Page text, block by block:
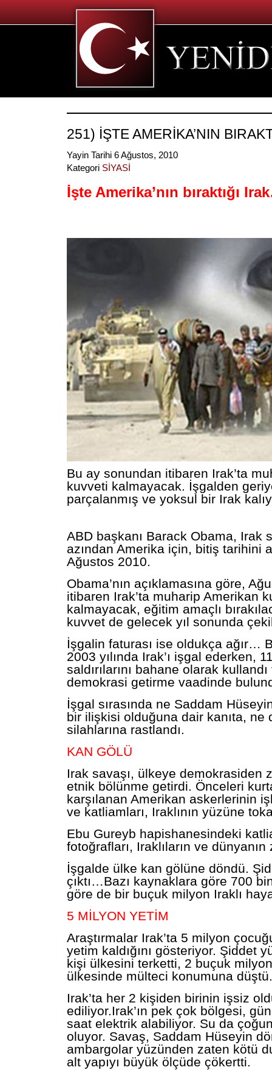
251) İŞTE AMERİKA’NIN
Yayin Tarihi 6 Ağustos, 2010
Kategori SİYASİ
İşte Amerika’nın bıraktığı
Bu ay sonundan itibaren Irak’ta
kuvveti kalmayacak. İşgalden
parçalanmış ve yoksul bir Irak
ABD başkanı Barack Obama, Irak
azından Amerika için, bitiş tarihini
Ağustos 2010.
Obama’nın açıklamasına göre,
itibaren Irak’ta muharip Amerikan
kalmayacak, eğitim amaçlı
kuvvet de gelecek yıl sonunda
İşgalin faturası ise oldukça ağır…
2003 yılında Irak’ı işgal ederken,
saldırılarını bahane olarak kullandı
demokrasi getirme vaadinde
İşgal sırasında ne Saddam
bir ilişkisi olduğuna dair kanıta, ne
silahlarına rastlandı.
KAN GÖLÜ
Irak savaşı, ülkeye demokrasiden
etnik bölünme getirdi. Önceleri
karşılanan Amerikan askerlerinin
ve katliamları, Iraklının yüzüne
Ebu Gureyb hapishanesindeki
fotoğrafları, Iraklıların ve dünyanın
İşgalde ülke kan gölüne döndü.
çıktı…Bazı kaynaklara göre 700
göre de bir buçuk milyon Iraklı
5 MİLYON YETİM
Araştırmalar Irak’ta 5 milyon
yetim kaldığını gösteriyor. Şiddet
kişi ülkesini terketti, 2 buçuk
ülkesinde mülteci konumuna düştü.
Irak’ta her 2 kişiden birinin işsiz
ediliyor.Irak’ın pek çok bölgesi,
saat elektrik alabiliyor. Su da
oluyor. Savaş, Saddam Hüseyin
ambargolar yüzünden zaten kötü
alt yapıyı büyük ölçüde çökertti.